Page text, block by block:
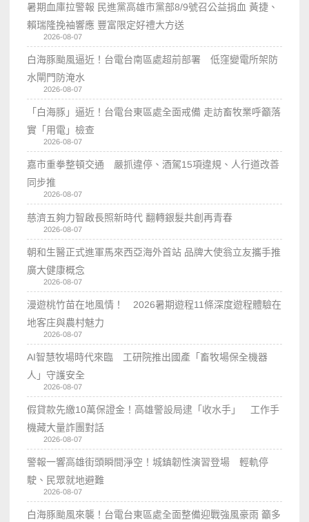
暑期血庫拉警報 民進黨高雄市黨部8/9號召公益捐血 黃捷、
賴瑞隆挽袖響應 豐富限定好禮大方送
2026-08-07
白海豚颱風逼近！台電台南區處超前部署 低窪變電所架防
水閘門防淹水
2026-08-07
「白海豚」逼近！台電台東區處全面戒備 走訪畜牧業呼籲落
實「用電」檢查
2026-08-07
嘉市重拳整頓交通 嚴抓違停、酒駕15項違規、人行道改善
同步推
2026-08-07
慈濟五夠力智啟長照新時代 翻轉銀髮共創再青春
2026-08-07
朝和生醫正式進軍馬來西亞海外首站 品牌大使翁立友攜手推
廣大健康概念
2026-08-07
漫遊桃竹苗在地風情！ 2026暑期遊程11條深度遊程體驗在
地客庄與農村魅力
2026-08-07
AI智慧牧場時代來臨 工研院推出國產「畜牧場保全機器
人」守護安全
2026-08-07
假貸款先繳10萬保證金！高雄警設局逮「收水手」 工作手
機藏大量詐團對話
2026-08-07
警報一響高雄街頭瞬間淨空！城鎮韌性演習登場 輕軌停
駛、民眾就地避難
2026-08-07
白海豚颱風來襲！台電台東區處全面整備迎戰強風豪雨 籲多